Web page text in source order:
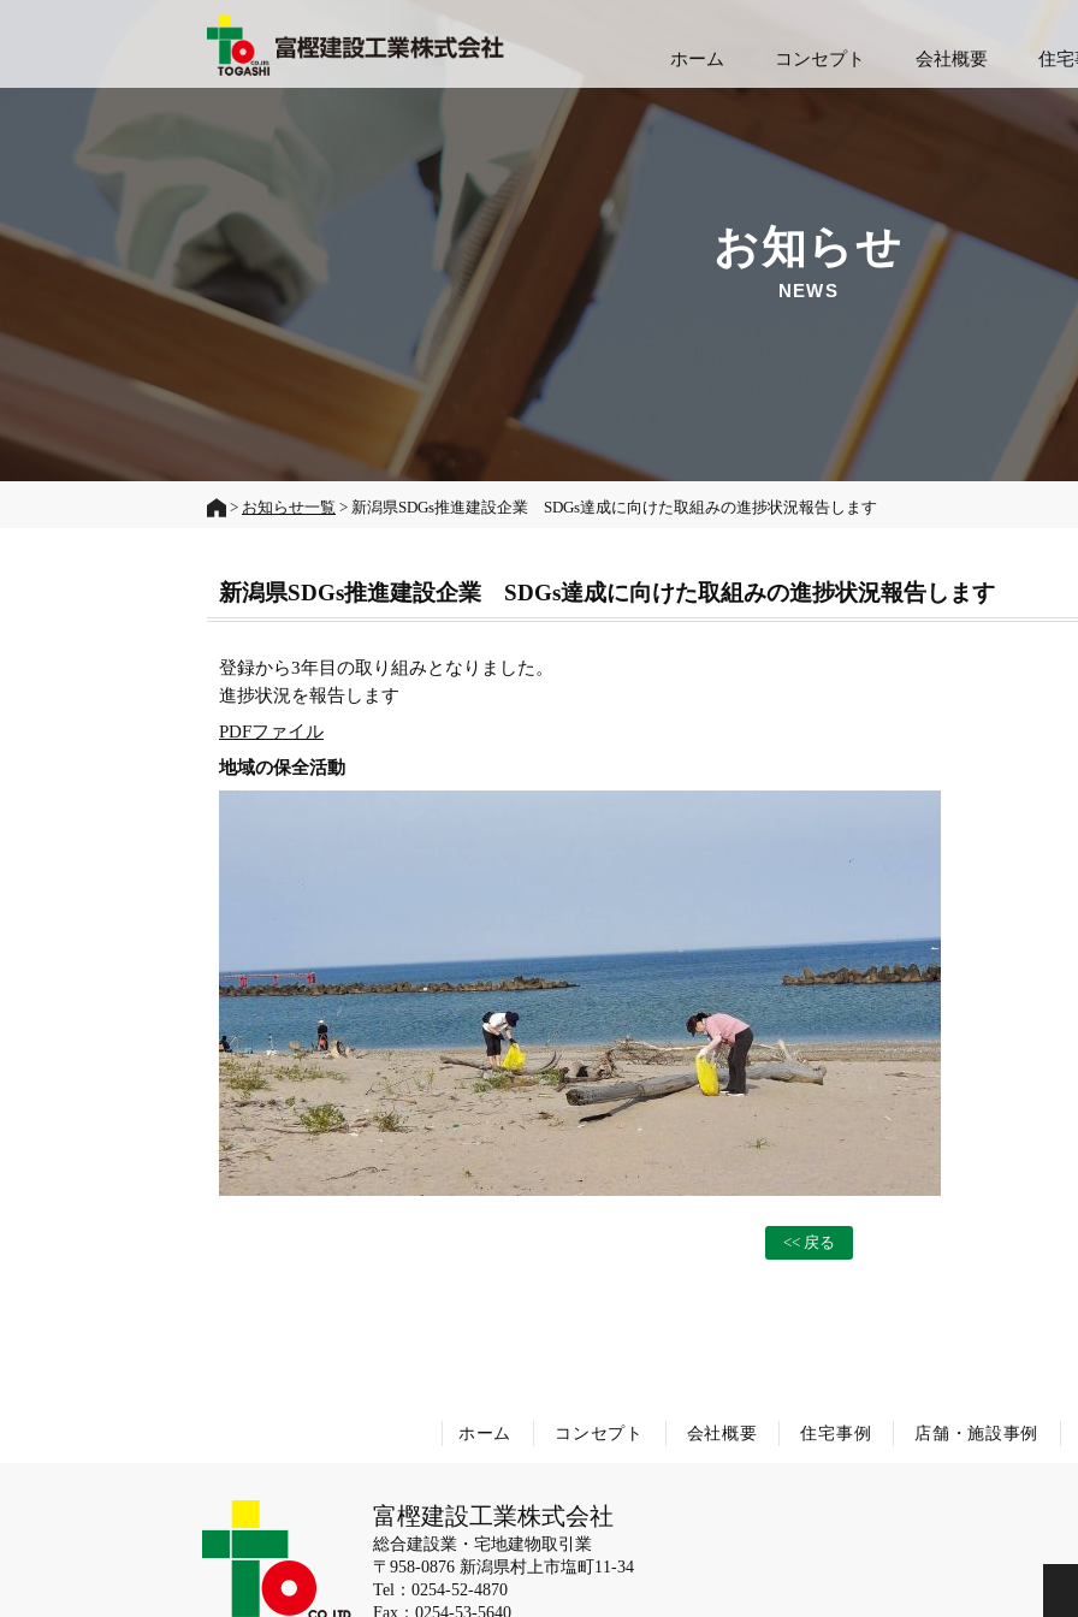
ホーム コンセプト 会社概要 住宅
お知らせ
NEWS
> お知らせ一覧 > 新潟県SDGs推進建設企業 SDGs達成に向けた取組みの進捗状況報告します
新潟県SDGs推進建設企業 SDGs達成に向けた取組みの進捗状況報告します
登録から3年目の取り組みとなりました。
進捗状況を報告します
PDFファイル
地域の保全活動
<< 戻る
ホーム コンセプト 会社概要 住宅事例 店舗・施設事例
富樫建設工業株式会社
総合建設業・宅地建物取引業
〒958-0876 新潟県村上市塩町11-34
Tel：0254-52-4870
Fax：0254-53-5640